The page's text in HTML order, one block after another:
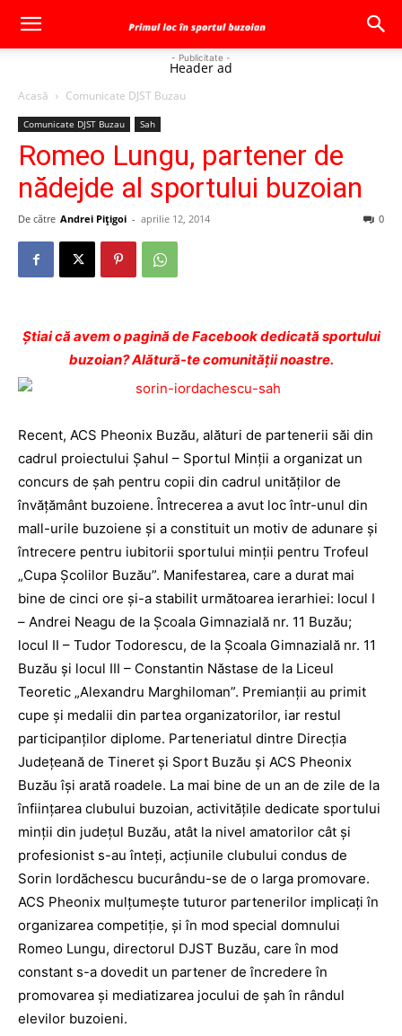
- Publicitate -
Header ad
Acasă Comunicate DJST Buzau
Comunicate DJST Buzau Sah
Romeo Lungu, partener de
nădejde al sportului buzoian
De către Andrei Pițigoi - aprilie 12, 2014 0
Ştiai că avem o pagină de Facebook dedicată sportului
buzoian? Alătură-te comunității noastre.
Recent, ACS Pheonix Buzău, alături de partenerii săi din
cadrul proiectului Şahul – Sportul Minţii a organizat un
concurs de şah pentru copii din cadrul unităţilor de
învăţământ buzoiene. Întrecerea a avut loc într-unul din
mall-urile buzoiene şi a constituit un motiv de adunare şi
întrecere pentru iubitorii sportului minţii pentru Trofeul
„Cupa Şcolilor Buzău”. Manifestarea, care a durat mai
bine de cinci ore şi-a stabilit următoarea ierarhiei: locul I
– Andrei Neagu de la Şcoala Gimnazială nr. 11 Buzău;
locul II – Tudor Todorescu, de la Şcoala Gimnazială nr. 11
Buzău şi locul III – Constantin Năstase de la Liceul
Teoretic „Alexandru Marghiloman”. Premianţii au primit
cupe şi medalii din partea organizatorilor, iar restul
participanţilor diplome. Parteneriatul dintre Direcţia
Judeţeană de Tineret şi Sport Buzău şi ACS Pheonix
Buzău îşi arată roadele. La mai bine de un an de zile de la
înfiinţarea clubului buzoian, activităţile dedicate sportului
minţii din judeţul Buzău, atât la nivel amatorilor cât şi
profesionist s-au înteţi, acţiunile clubului condus de
Sorin Iordăchescu bucurându-se de o larga promovare.
ACS Pheonix mulţumeşte tuturor partenerilor implicaţi în
organizarea competiţie, şi în mod special domnului
Romeo Lungu, directorul DJST Buzău, care în mod
constant s-a dovedit un partener de încredere în
promovarea şi mediatizarea jocului de şah în rândul
elevilor buzoieni.